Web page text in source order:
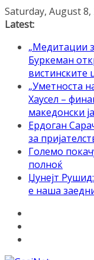
Skip
to
Saturday, August 8,
Latest:
„Медитации
Буркеман
вистинските
„Уметноста
Хаусел –
македонски
Ердоган
за
Големо
полноќ
Џунејт
е наша